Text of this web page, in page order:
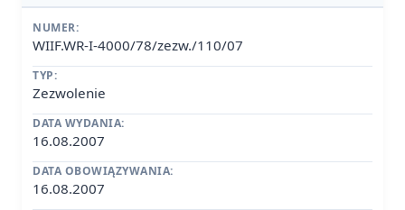
NUMER:
WIIF.WR-I-4000/78/zezw./110/07
TYP:
Zezwolenie
DATA WYDANIA:
16.08.2007
DATA OBOWIĄZYWANIA:
16.08.2007